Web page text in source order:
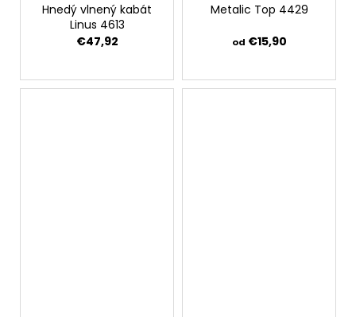
Hnedý vlnený kabát
Linus 4613
€47,92
Metalic Top 4429
od €15,90